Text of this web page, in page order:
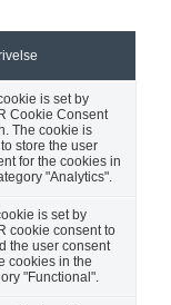
is set by
Cookie Consent
The cookie is
store the user
for the cookies in
"Analytics".
is set by
cookie consent to
the user consent
cookies in the
"Functional".